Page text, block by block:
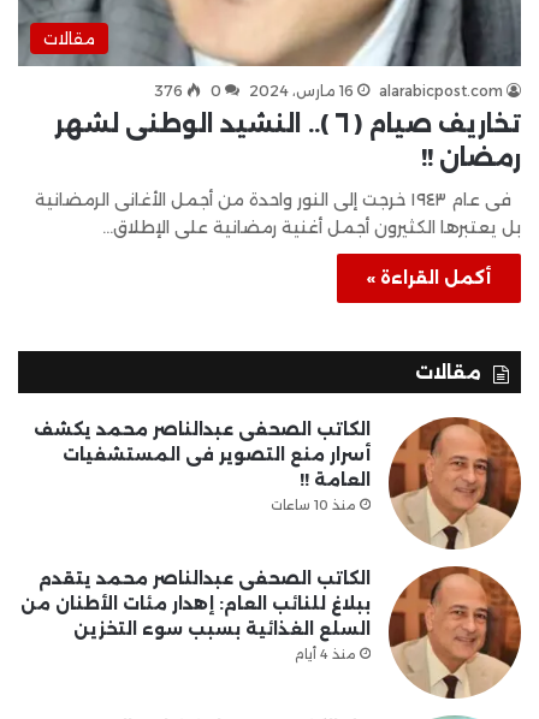
مقالات
alarabicpost.com 16 مارس، 2024 0
376
تخاريف صيام ( ٦ ).. النشيد الوطنى لشهر
رمضان !!
فى عام ١٩٤٣ خرجت إلى النور واحدة من أجمل الأغانى الرمضانية
بل يعتبرها الكثيرون أجمل أغنية رمضانية على الإطلاق…
أكمل القراءة »
مقالات
الكاتب الصحفى عبدالناصر محمد يكشف
أسرار منع التصوير فى المستشفيات
العامة !!
منذ 10 ساعات
الكاتب الصحفى عبدالناصر محمد يتقدم
ببلاغ للنائب العام: إهدار مئات الأطنان من
السلع الغذائية بسبب سوء التخزين
منذ 4 أيام